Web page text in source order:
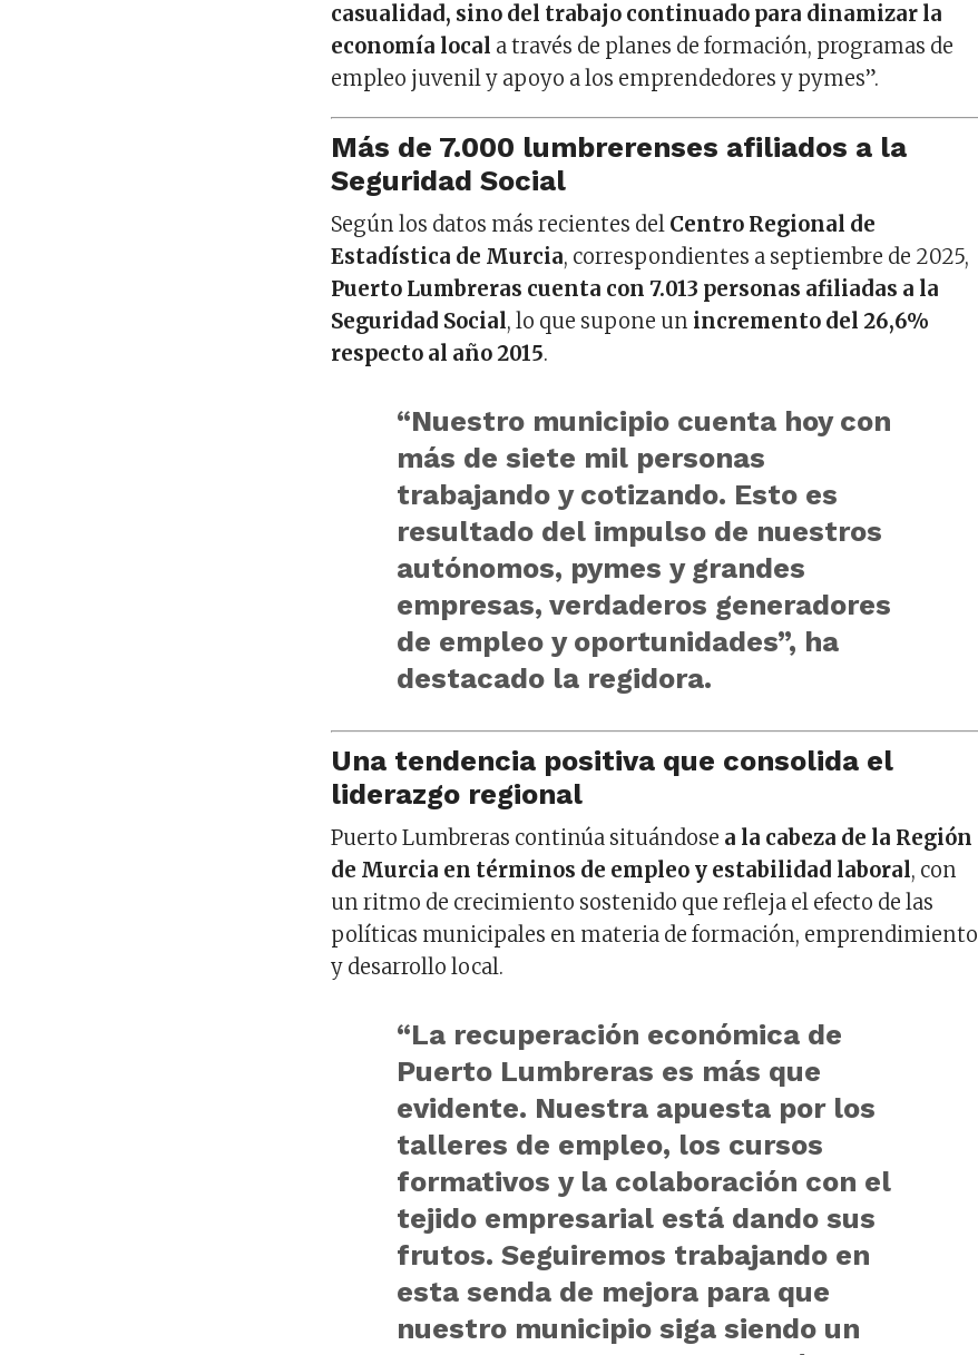
casualidad, sino del trabajo continuado para dinamizar la
economía local a través de planes de formación, programas de
empleo juvenil y apoyo a los emprendedores y pymes”.
Más de 7.000 lumbrerenses afiliados a la
Seguridad Social
Según los datos más recientes del Centro Regional de
Estadística de Murcia, correspondientes a septiembre de 2025,
Puerto Lumbreras cuenta con 7.013 personas afiliadas a la
Seguridad Social, lo que supone un incremento del 26,6%
respecto al año 2015.
“Nuestro municipio cuenta hoy con
más de siete mil personas
trabajando y cotizando. Esto es
resultado del impulso de nuestros
autónomos, pymes y grandes
empresas, verdaderos generadores
de empleo y oportunidades”, ha
destacado la regidora.
Una tendencia positiva que consolida el
liderazgo regional
Puerto Lumbreras continúa situándose a la cabeza de la Región
de Murcia en términos de empleo y estabilidad laboral, con
un ritmo de crecimiento sostenido que refleja el efecto de las
políticas municipales en materia de formación, emprendimiento
y desarrollo local.
“La recuperación económica de
Puerto Lumbreras es más que
evidente. Nuestra apuesta por los
talleres de empleo, los cursos
formativos y la colaboración con el
tejido empresarial está dando sus
frutos. Seguiremos trabajando en
esta senda de mejora para que
nuestro municipio siga siendo un